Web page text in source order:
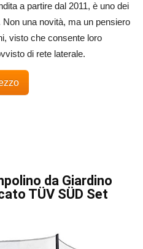
a partire dal 2011, è uno dei
una novità, ma un pensiero
visto che consente loro
di rete laterale.
da Giardino
TÜV SÜD Set